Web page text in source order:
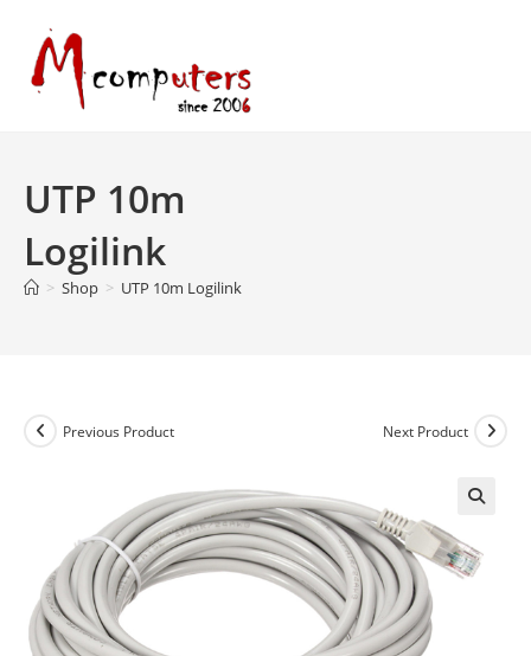
content
UTP 10m
Logilink
> Shop > UTP 10m Logilink
Previous Product Next Product